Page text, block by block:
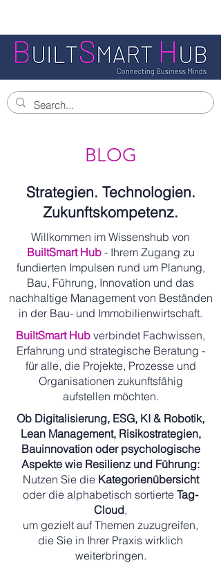
BLOG
Strategien. Technologien.
Zukunftskompetenz.
Willkommen im Wissenshub von
BuiltSmart Hub- Ihrem Zugang zu
fundierten Impulsen rund um Planung,
Bau, Führung, Innovation und das
nachhaltige Management von Beständen
in der Bau- und Immobilienwirtschaft.
BuiltSmart Hub verbindet Fachwissen,
Erfahrung und strategische Beratung -
für alle, die Projekte, Prozesse und
Organisationen zukunftsfähig
aufstellen möchten.
Ob Digitalisierung, ESG, KI & Robotik,
Lean Management, Risikostrategien,
Bauinnovation oder psychologische
Aspekte wie Resilienz und Führung:
Nutzen Sie die Kategorienübersicht
oder die alphabetisch sortierte Tag-
Cloud,
um gezielt auf Themen zuzugreifen,
die Sie in Ihrer Praxis wirklich
weiterbringen.